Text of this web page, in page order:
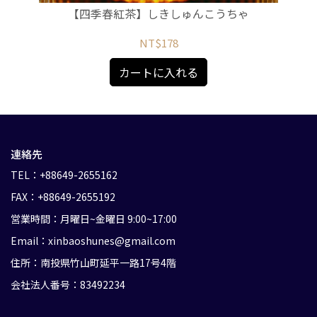
【四季春紅茶】しきしゅんこうちゃ
NT$178
カートに入れる
連絡先
TEL：+88649-2655162
FAX：+88649-2655192
営業時間：月曜日~金曜日 9:00~17:00
Email：xinbaoshunes@gmail.com
住所：南投県竹山町延平一路17号4階
会社法人番号：83492234